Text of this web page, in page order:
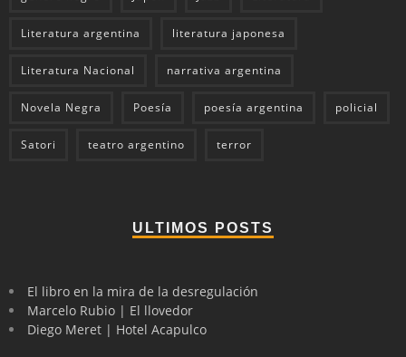
Literatura argentina literatura japonesa
Literatura Nacional narrativa argentina
Novela Negra Poesía poesía argentina policial
Satori teatro argentino terror
ULTIMOS POSTS
El libro en la mira de la desregulación
Marcelo Rubio | El llovedor
Diego Meret | Hotel Acapulco